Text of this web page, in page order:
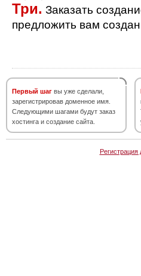
Три. Заказать
предложить вам
Первый шаг вы уже сделали,
зарегистрировав доменное имя.
Следующими шагами будут заказ
хостинга и создание сайта.
Регистрация